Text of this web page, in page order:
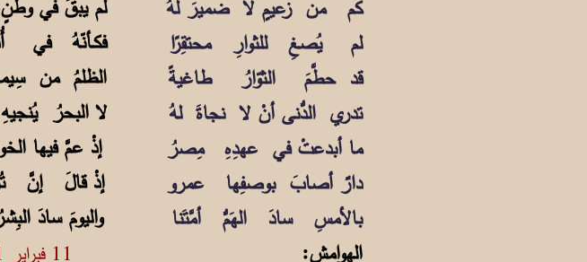
كم من زعيمٍ لا ضميرَ لهُ
لم يُصغِ للثوارِ محتقِرًا
قد حطَّمَ الثوّارُ طاغيةً
تدري الدُّنى أنْ لا نجاةَ لهُ
ما أبدعتْ في عهدِهِ مِصرُ
دارٌ أصابَ بوصفِها عمرو
بالأمسِ سادَ الهَمُّ أمَّتَنا
الهوامش:
فكـأنّهُ في
الظلمُ من
لا البحرُ
إذْ عمَّ فيها
إذْ قالَ إنَّ
واليومَ سادَ